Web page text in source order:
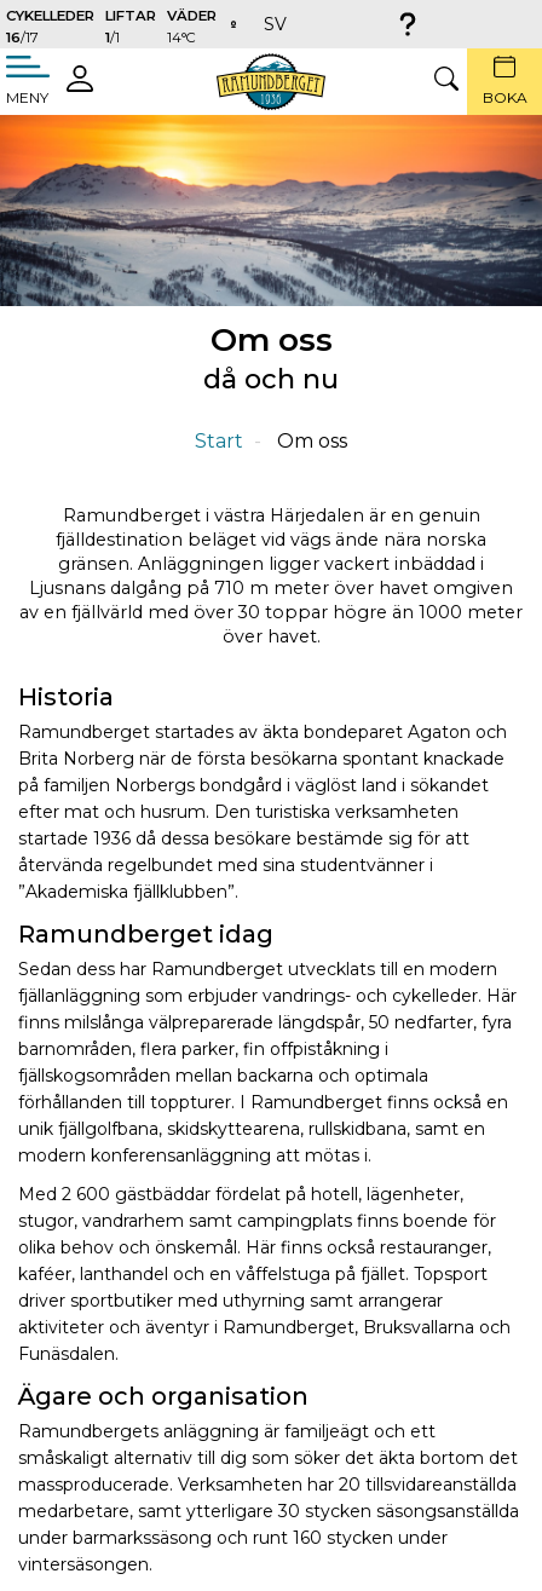
CYKELLEDER
16/17
LIFTAR
1/1
VÄDER
14°C
SV
MENY
LOGGA
IN
SÖK BOKA
Om oss
då och nu
Start Om oss
Ramundberget i västra Härjedalen är en genuin
fjälldestination beläget vid vägs ände nära norska
gränsen. Anläggningen ligger vackert inbäddad i
Ljusnans dalgång på 710 m meter över havet omgiven
av en fjällvärld med över 30 toppar högre än 1000 meter
över havet.
Historia
Ramundberget startades av äkta bondeparet Agaton och
Brita Norberg när de första besökarna spontant knackade
på familjen Norbergs bondgård i väglöst land i sökandet
efter mat och husrum. Den turistiska verksamheten
startade 1936 då dessa besökare bestämde sig för att
återvända regelbundet med sina studentvänner i
”Akademiska fjällklubben”.
Ramundberget idag
Sedan dess har Ramundberget utvecklats till en modern
fjällanläggning som erbjuder vandrings- och cykelleder. Här
finns milslånga välpreparerade längdspår, 50 nedfarter, fyra
barnområden, flera parker, fin offpiståkning i
fjällskogsområden mellan backarna och optimala
förhållanden till toppturer. I Ramundberget finns också en
unik fjällgolfbana, skidskyttearena, rullskidbana, samt en
modern konferensanläggning att mötas i.
Med 2 600 gästbäddar fördelat på hotell, lägenheter,
stugor, vandrarhem samt campingplats finns boende för
olika behov och önskemål. Här finns också restauranger,
kaféer, lanthandel och en våffelstuga på fjället. Topsport
driver sportbutiker med uthyrning samt arrangerar
aktiviteter och äventyr i Ramundberget, Bruksvallarna och
Funäsdalen.
Ägare och organisation
Ramundbergets anläggning är familjeägt och ett
småskaligt alternativ till dig som söker det äkta bortom det
massproducerade. Verksamheten har 20 tillsvidareanställda
medarbetare, samt ytterligare 30 stycken säsongsanställda
under barmarkssäsong och runt 160 stycken under
vintersäsongen.